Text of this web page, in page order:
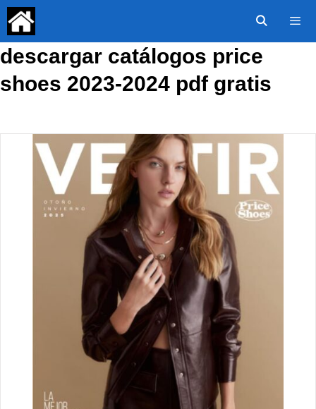
Saltar
contenido
descargar catálogos price
shoes 2023-2024 pdf gratis